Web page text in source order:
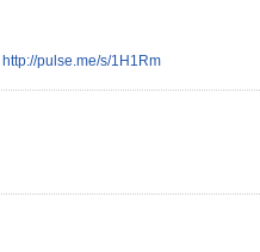
http://pulse.me/s/1H1Rm